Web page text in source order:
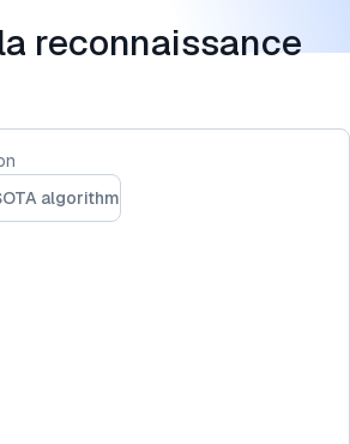
reconnaissance
algorithm